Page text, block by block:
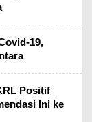
19,
Positif
Ini ke